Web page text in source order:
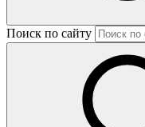
Поиск по сайту